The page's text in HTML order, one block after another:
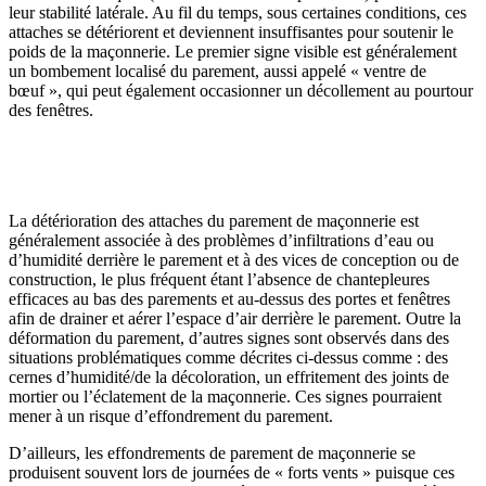
leur stabilité latérale. Au fil du temps, sous certaines conditions, ces
attaches se détériorent et deviennent insuffisantes pour soutenir le
poids de la maçonnerie. Le premier signe visible est généralement
un bombement localisé du parement, aussi appelé « ventre de
bœuf », qui peut également occasionner un décollement au pourtour
des fenêtres.
La détérioration des attaches du parement de maçonnerie est
généralement associée à des problèmes d’infiltrations d’eau ou
d’humidité derrière le parement et à des vices de conception ou de
construction, le plus fréquent étant l’absence de chantepleures
efficaces au bas des parements et au-dessus des portes et fenêtres
afin de drainer et aérer l’espace d’air derrière le parement. Outre la
déformation du parement, d’autres signes sont observés dans des
situations problématiques comme décrites ci-dessus comme : des
cernes d’humidité/de la décoloration, un effritement des joints de
mortier ou l’éclatement de la maçonnerie. Ces signes pourraient
mener à un risque d’effondrement du parement.
D’ailleurs, les effondrements de parement de maçonnerie se
produisent souvent lors de journées de « forts vents » puisque ces